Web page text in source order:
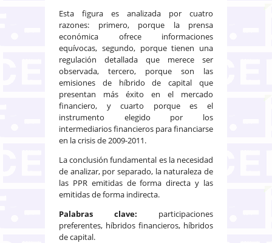
Esta figura es analizada por cuatro
razones: primero, porque la prensa
económica ofrece informaciones
equívocas, segundo, porque tienen una
regulación detallada que merece ser
observada, tercero, porque son las
emisiones de híbrido de capital que
presentan más éxito en el mercado
financiero, y cuarto porque es el
instrumento elegido por los
intermediarios financieros para financiarse
en la crisis de 2009-2011.
La conclusión fundamental es la necesidad
de analizar, por separado, la naturaleza de
las PPR emitidas de forma directa y las
emitidas de forma indirecta.
Palabras clave: participaciones
preferentes, híbridos financieros, híbridos
de capital.